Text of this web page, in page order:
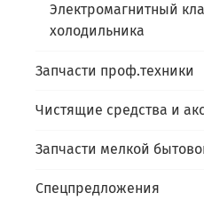
Электромагнитный
холодильника
Запчасти проф.техники
Чистящие средства и
Запчасти мелкой
Спецпредложения